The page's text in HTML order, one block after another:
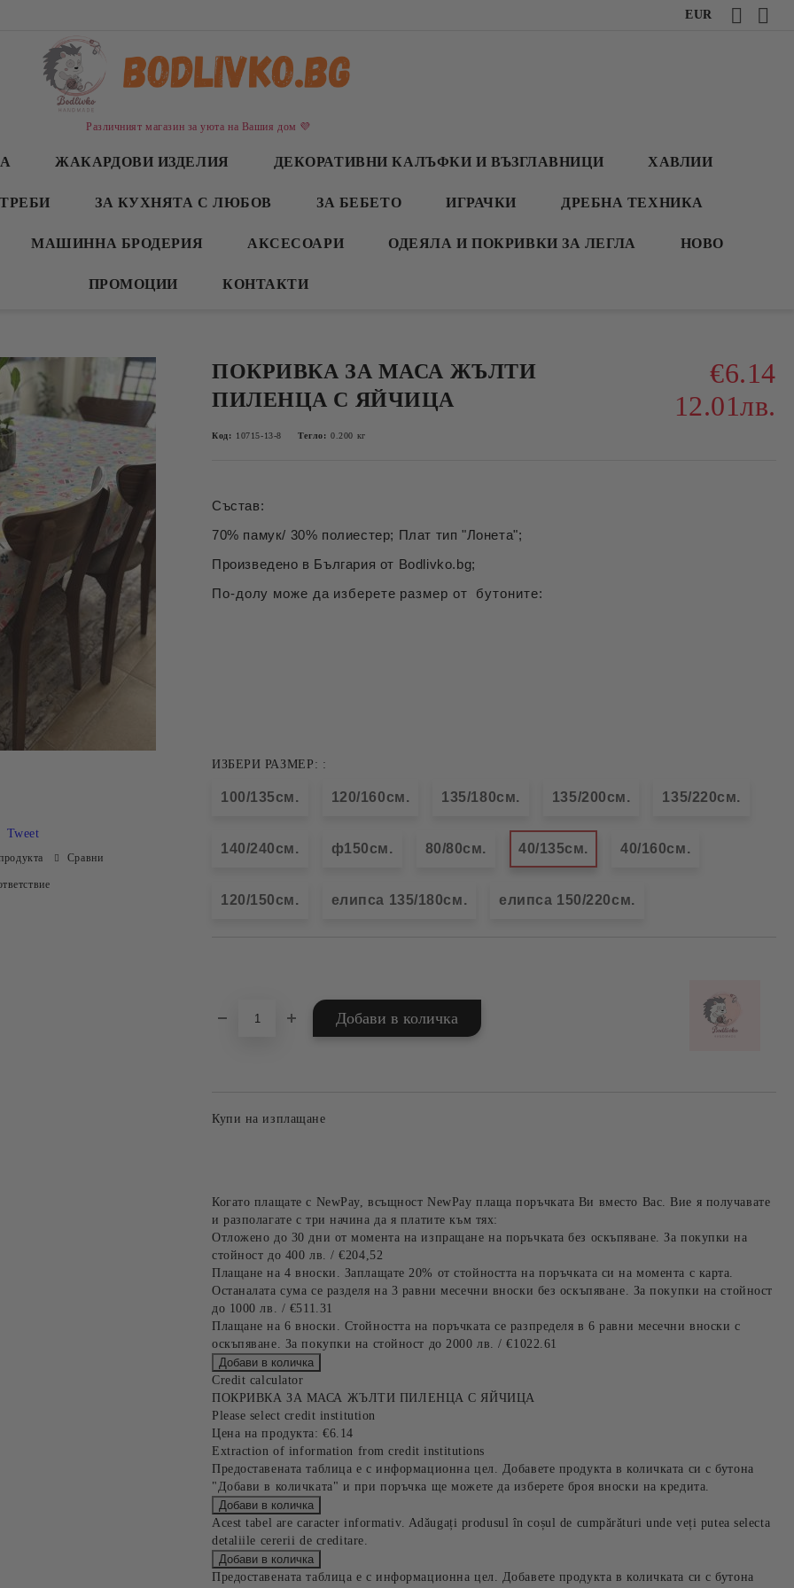
EUR
Различният магазин за уюта на Вашия дом 💜
ЖАКАРДОВИ ИЗДЕЛИЯ ДЕКОРАТИВНИ КАЛЪФКИ И ВЪЗГЛАВНИЦИ ХАВЛИИ
ЗА КУХНЯТА С ЛЮБОВ ЗА БЕБЕТО ИГРАЧКИ ДРЕБНА ТЕХНИКА
МАШИННА БРОДЕРИЯ АКСЕСОАРИ ОДЕЯЛА И ПОКРИВКИ ЗА ЛЕГЛА НОВО
ПРОМОЦИИ КОНТАКТИ
ПОКРИВКА ЗА МАСА ЖЪЛТИ
ПИЛЕНЦА С ЯЙЧИЦА
€6.14
12.01лв.
Код: 10715-13-8 Тегло: 0.200 кг
Състав:
70% памук/ 30% полиестер; Плат тип "Лонета";
Произведено в България от Bodlivko.bg;
По-долу може да изберете размер от бутоните:
ИЗБЕРИ РАЗМЕР: :
100/135см. 120/160см. 135/180см. 135/200см. 135/220см.
140/240см. ф150см. 80/80см. 40/135см. 40/160см.
120/150см. елипса 135/180см. елипса 150/220см.
Купи на изплащане
Когато плащате с NewPay, всъщност NewPay плаща поръчката Ви вместо Вас. Вие я получавате
и разполагате с три начина да я платите към тях:
Отложено до 30 дни от момента на изпращане на поръчката без оскъпяване. За покупки на
стойност до 400 лв. / €204,52
Плащане на 4 вноски. Заплащате 20% от стойността на поръчката си на момента с карта.
Останалата сума се разделя на 3 равни месечни вноски без оскъпяване. За покупки на стойност
до 1000 лв. / €511.31
Плащане на 6 вноски. Стойността на поръчката се разпределя в 6 равни месечни вноски с
оскъпяване. За покупки на стойност до 2000 лв. / €1022.61
Credit calculator
ПОКРИВКА ЗА МАСА ЖЪЛТИ ПИЛЕНЦА С ЯЙЧИЦА
Please select credit institution
Цена на продукта: €6.14
Extraction of information from credit institutions
Предоставената таблица е с информационна цел. Добавете продукта в количката си с бутона
"Добави в количката" и при поръчка ще можете да изберете броя вноски на кредита.
Acest tabel are caracter informativ. Adăugați produsul în coșul de cumpărături unde veți putea selecta
detaliile cererii de creditare.
Предоставената таблица е с информационна цел. Добавете продукта в количката си с бутона
Tweet
Сравни